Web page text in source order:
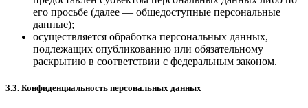
его просьбе (далее — общедоступные персональные
данные);
осуществляется обработка персональных данных,
подлежащих опубликованию или обязательному
раскрытию в соответствии с федеральным законом.
3.3. Конфиденциальность персональных данных